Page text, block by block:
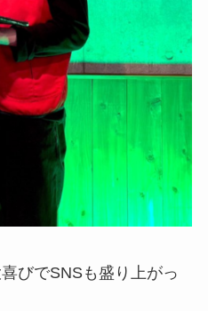
びでSNSも盛り上がっ